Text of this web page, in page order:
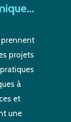
prennent
projets
à
et
une